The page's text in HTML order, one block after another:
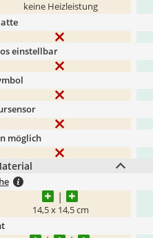
keine Heizleistung
einstellbar
möglich
14,5 x 14,5 cm